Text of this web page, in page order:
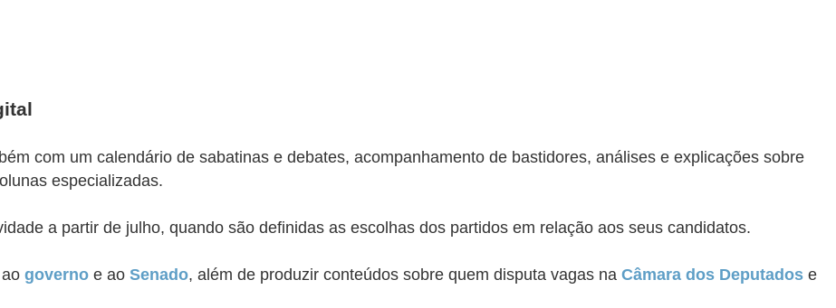
com um calendário de sabatinas e debates, acompanhamento de bastidores, análises e explicações sobre
especializadas.
a partir de julho, quando são definidas as escolhas dos partidos em relação aos seus candidatos.
governo e ao Senado, além de produzir conteúdos sobre quem disputa vagas na Câmara dos Deputados e